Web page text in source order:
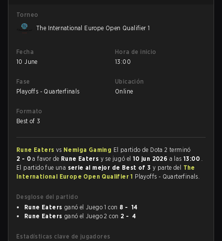
Torneo
The International Europe Open Qualifier 1
Fecha
10 June
Hora de inicio
13:00
Fase
Playoffs - Quarterfinals
Ubicación
Online
Formato
Best of 3
Rune Eaters vs Nemiga Gaming El partido de Dota 2 terminó
2 - 0 a favor de Rune Eaters y se jugó el 10 jun 2026 a las13:00 .
El partido fue una serie al mejor de Best of 3 y parte del The
International Europe Open Qualifier 1 Playoffs - Quarterfinals.
Desglose del partido
Rune Eaters ganó el Juego 1 con 8 - 14
Rune Eaters ganó el Juego 2 con 2 - 4
Estadísticas clave de jugadores